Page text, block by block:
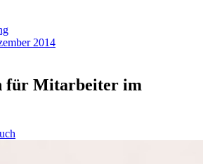
2014
für Mitarbeiter im